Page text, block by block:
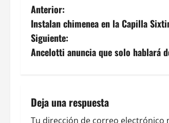
N
a
v
g
Anterior:
Instalan chimenea en la Capilla
Siguiente:
Ancelotti anuncia que solo hablará
Deja una respuesta
Tu dirección de correo electrónico